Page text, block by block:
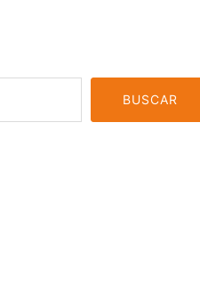
BUSCAR